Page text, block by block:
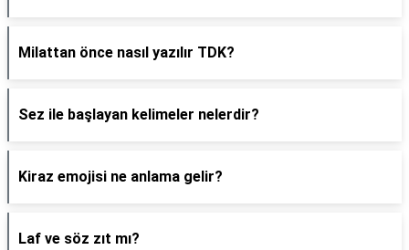
Milattan önce nasıl yazılır TDK?
Sez ile başlayan kelimeler nelerdir?
Kiraz emojisi ne anlama gelir?
Laf ve söz zıt mı?